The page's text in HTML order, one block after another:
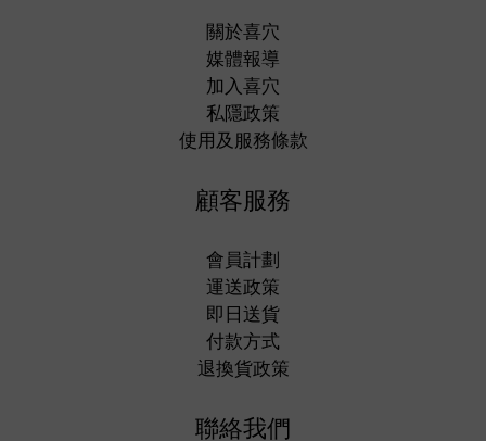
關於喜穴
媒體報導
加入喜穴
私隱政策
使用及服務條款
顧客服務
會員計劃
運送政策
即日送貨
付款方式
退換貨政策
聯絡我們